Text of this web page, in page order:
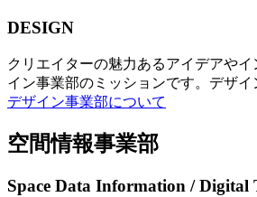
DESIGN
クリエイターの魅力あるアイデアや
イン事業部のミッションです。デザ
デザイン事業部について
空間情報事業部
Space Data Information / Digital